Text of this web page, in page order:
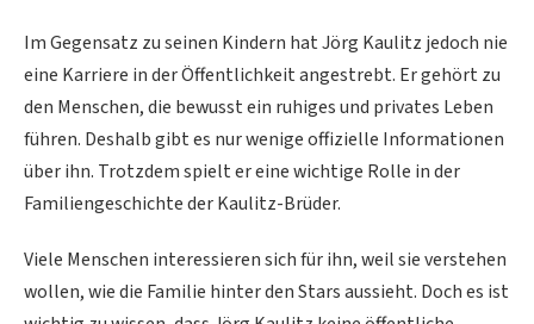
Im Gegensatz zu seinen Kindern hat Jörg Kaulitz jedoch nie
eine Karriere in der Öffentlichkeit angestrebt. Er gehört zu
den Menschen, die bewusst ein ruhiges und privates Leben
führen. Deshalb gibt es nur wenige offizielle Informationen
über ihn. Trotzdem spielt er eine wichtige Rolle in der
Familiengeschichte der Kaulitz-Brüder.
Viele Menschen interessieren sich für ihn, weil sie verstehen
wollen, wie die Familie hinter den Stars aussieht. Doch es ist